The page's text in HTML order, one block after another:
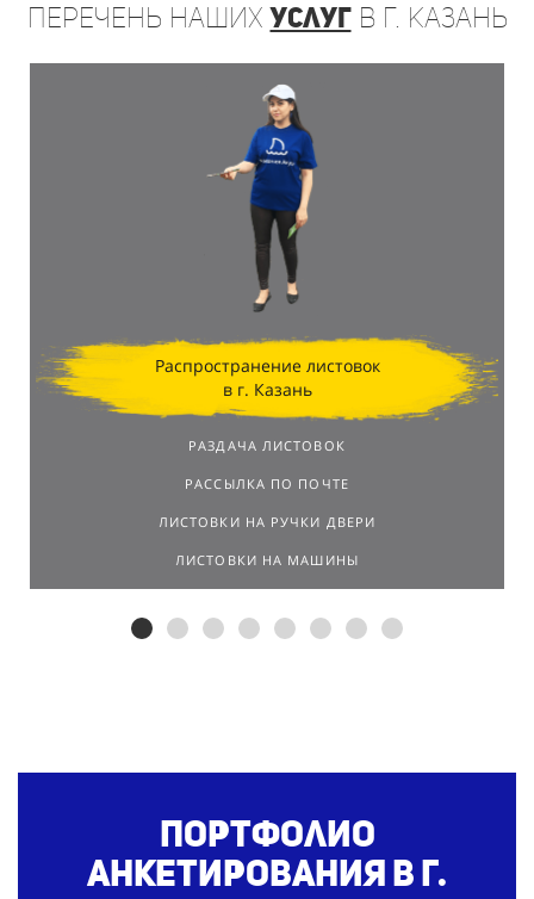
Перечень нашихуслугв г. Казань
Распространение листовок
в г. Казань
РАЗДАЧА ЛИСТОВОК
РАССЫЛКА ПО ПОЧТЕ
ЛИСТОВКИ НА РУЧКИ ДВЕРИ
ЛИСТОВКИ НА МАШИНЫ
Портфолио
анкетированияв г.